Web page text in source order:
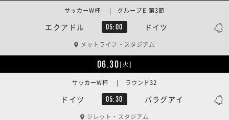
エクアドル 05:00 ドイツ
サッカーW杯 | グループE 第3節
メットライフ・スタジアム
06.30[火]
ドイツ 05:30 パラグアイ
サッカーW杯 | ラウンド32
ジレット・スタジアム